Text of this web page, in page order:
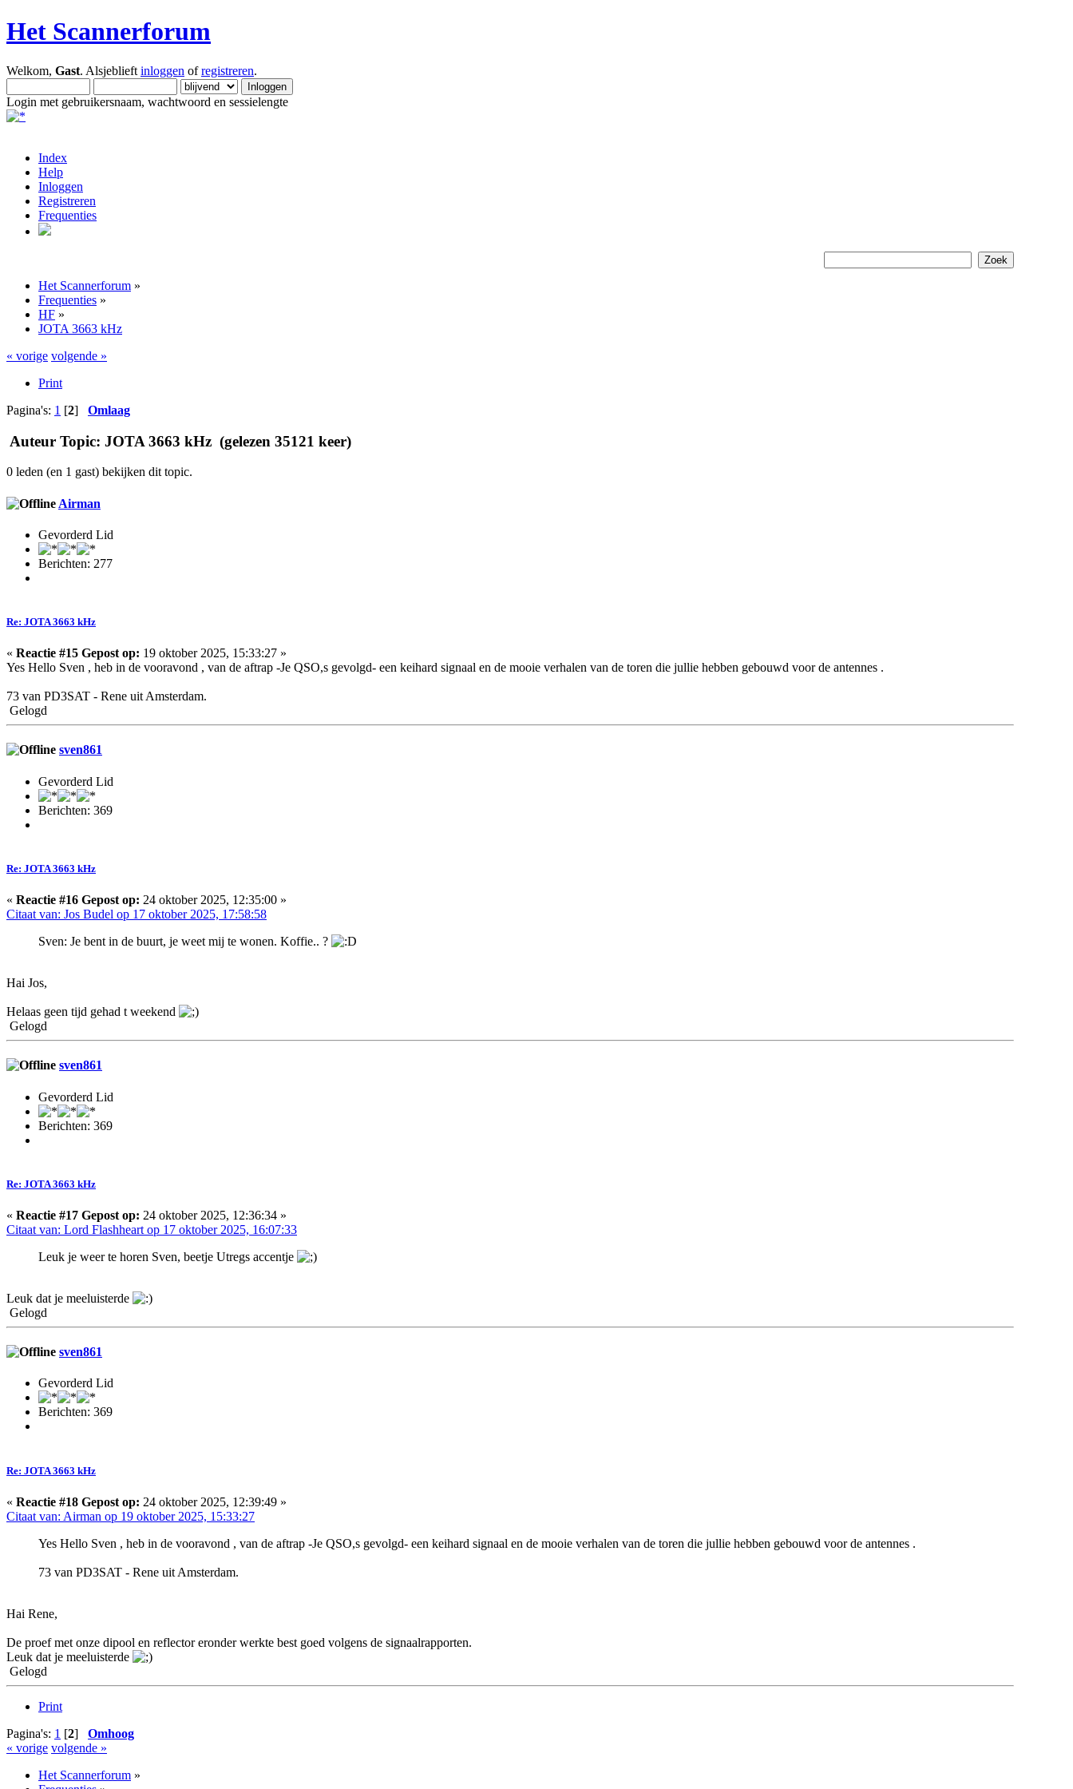
Het Scannerforum
Welkom, Gast. Alsjeblieft inloggen ofregistreren.
Login met gebruikersnaam, wachtwoord en sessielengte
Index
Help
Inloggen
Registreren
Frequenties
Het Scannerforum »
Frequenties »
HF »
JOTA 3663 kHz
« vorige volgende »
Print
Pagina's: 1 [2] Omlaag
Auteur Topic: JOTA 3663 kHz (gelezen 35121 keer)
0 leden (en 1 gast) bekijken dit topic.
Airman
Gevorderd Lid
Berichten: 277
Re: JOTA 3663 kHz
« Reactie #15 Gepost op: 19 oktober 2025, 15:33:27 »
Yes Hello Sven , heb in de vooravond , van de aftrap -Je QSO,s gevolgd- een keihard signaal en de mooie verhalen van de toren die jullie hebben gebouwd voor de antennes .
73 van PD3SAT - Rene uit Amsterdam.
Gelogd
sven861
Gevorderd Lid
Berichten: 369
Re: JOTA 3663 kHz
« Reactie #16 Gepost op: 24 oktober 2025, 12:35:00 »
Citaat van: Jos Budel op 17 oktober 2025, 17:58:58
Sven: Je bent in de buurt, je weet mij te wonen. Koffie.. ?
Hai Jos,
Helaas geen tijd gehad t weekend
Gelogd
sven861
Gevorderd Lid
Berichten: 369
Re: JOTA 3663 kHz
« Reactie #17 Gepost op: 24 oktober 2025, 12:36:34 »
Citaat van: Lord Flashheart op 17 oktober 2025, 16:07:33
Leuk je weer te horen Sven, beetje Utregs accentje
Leuk dat je meeluisterde
Gelogd
sven861
Gevorderd Lid
Berichten: 369
Re: JOTA 3663 kHz
« Reactie #18 Gepost op: 24 oktober 2025, 12:39:49 »
Citaat van: Airman op 19 oktober 2025, 15:33:27
Yes Hello Sven , heb in de vooravond , van de aftrap -Je QSO,s gevolgd- een keihard signaal en de mooie verhalen van de toren die jullie hebben gebouwd voor de antennes .
73 van PD3SAT - Rene uit Amsterdam.
Hai Rene,
De proef met onze dipool en reflector eronder werkte best goed volgens de signaalrapporten.
Leuk dat je meeluisterde
Gelogd
Print
Pagina's: 1 [2] Omhoog
« vorige volgende »
Het Scannerforum »